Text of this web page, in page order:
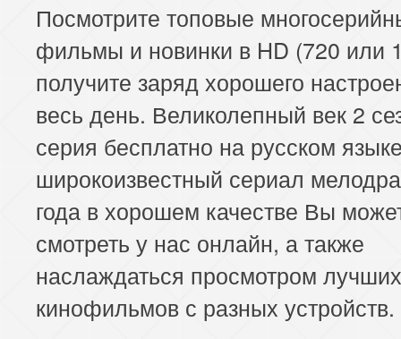
Посмотрите топовые
фильмы и новинки в HD (720 или
получите заряд хорошего
весь день. Великолепный век 2
серия бесплатно на русском
широкоизвестный сериал
года в хорошем качестве Вы
смотреть у нас онлайн, а также
наслаждаться просмотром лучших
кинофильмов с разных устройств.